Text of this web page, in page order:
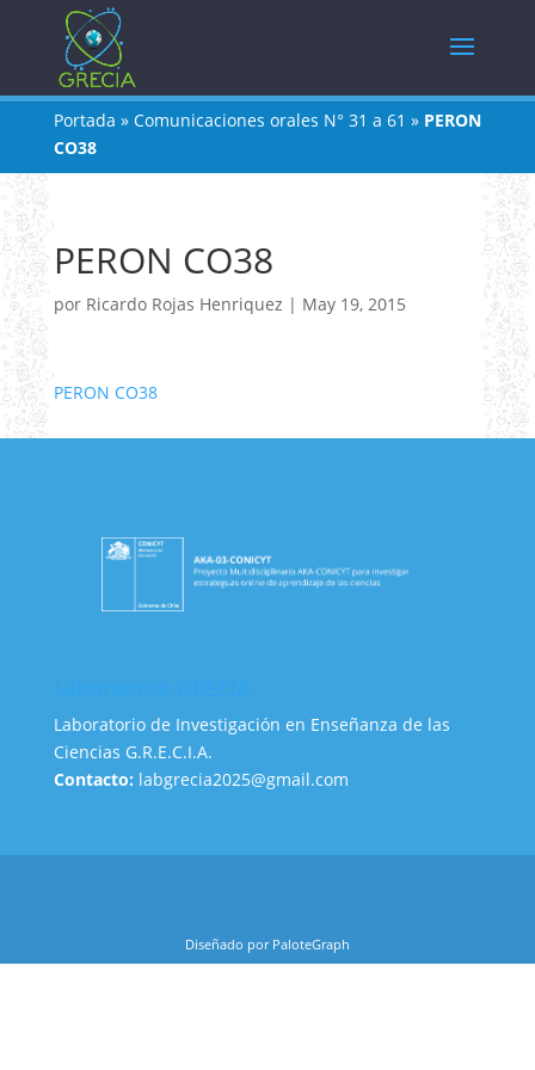
Portada » Comunicaciones orales N° 31 a 61 » PERON
CO38
PERON CO38
por Ricardo Rojas Henriquez | May 19, 2015
PERON CO38
Laboratorio de Investigación en Enseñanza de las
Ciencias G.R.E.C.I.A.
Contacto: labgrecia2025@gmail.com
Diseñado por PaloteGraph